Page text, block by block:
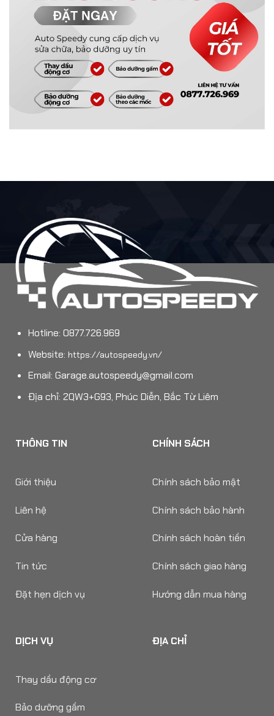
Hotline: 0877.726.969
Website: https://autospeedy.vn/
Email: Garage.autospeedy@gmail.com
Địa chỉ: 2QW3+G93, Phúc Diễn, Bắc Từ Liêm
THÔNG TIN
Giới thiệu
Liên hệ
Cửa hàng
Tin tức
Đặt hẹn dịch vụ
CHÍNH SÁCH
Chính sách bảo mật
Chính sách bảo hành
Chính sách hoàn tiền
Chính sách giao hàng
Hướng dẫn mua hàng
DỊCH VỤ
Thay dầu động cơ
Bảo dưỡng gầm
ĐỊA CHỈ